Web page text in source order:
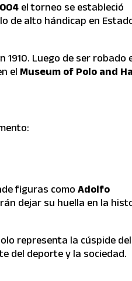
el torneo se estableció
de alto hándicap en
1910. Luego de ser robado
el Museum of Polo and
figuras comoAdolfo
dejar su huella en la
representa la cúspide del
del deporte y la sociedad.